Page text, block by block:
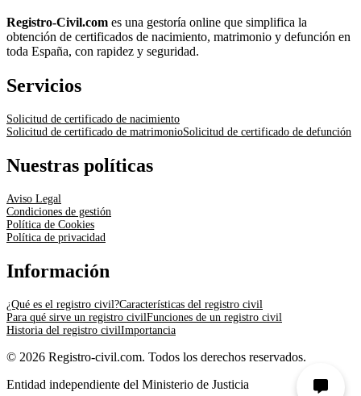
Registro-Civil.com es una gestoría online que simplifica la
obtención de certificados de nacimiento, matrimonio y defunción en
toda España, con rapidez y seguridad.
Servicios
Solicitud de certificado de nacimiento
Solicitud de certificado de matrimonioSolicitud de certificado de defunción
Nuestras políticas
Aviso Legal
Condiciones de gestión
Política de Cookies
Política de privacidad
Información
¿Qué es el registro civil?Características del registro civil
Para qué sirve un registro civilFunciones de un registro civil
Historia del registro civilImportancia
© 2026 Registro-civil.com. Todos los derechos reservados.
Entidad independiente del Ministerio de Justicia